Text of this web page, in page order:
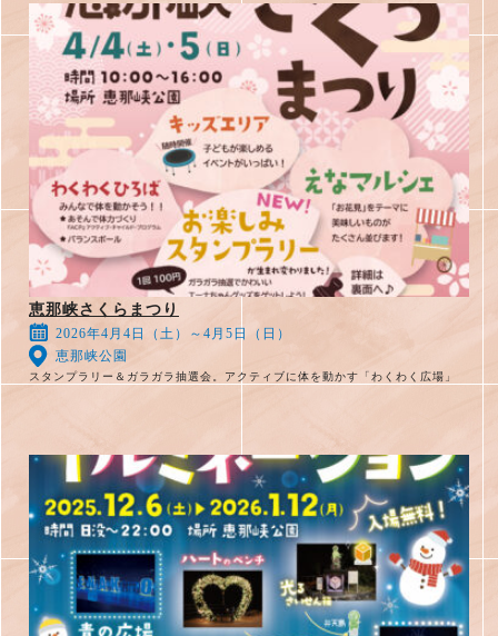
恵那峡さくらまつり
2026年4月4日（土）～4月5日（日）
恵那峡公園
スタンプラリー＆ガラガラ抽選会。アクティブに体を動かす「わくわく広場」